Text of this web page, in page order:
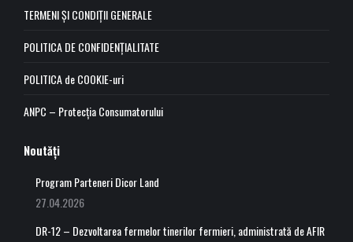
in
window
in
window
in
window
in
window
TERMENI ȘI CONDIȚII GENERALE
POLITICA DE CONFIDENȚIALITATE
POLITICA de COOKIE-uri
ANPC – Protecția Consumatorului
Noutăți
Program Parteneri Dicor Land
27.04.2026
DR-12 – Dezvoltarea fermelor tinerilor fermieri, administrată de AFIR